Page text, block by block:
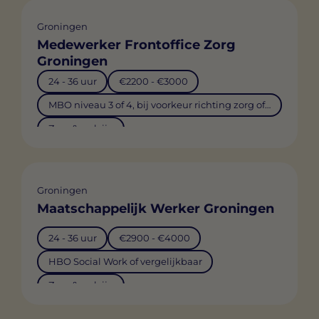
Groningen
Medewerker Frontoffice Zorg
Groningen
24 - 36 uur €2200 - €3000
MBO niveau 3 of 4, bij voorkeur richting zorg of administratie
Zorg & welzijn
Groningen
Maatschappelijk Werker Groningen
24 - 36 uur €2900 - €4000
HBO Social Work of vergelijkbaar
Zorg & welzijn